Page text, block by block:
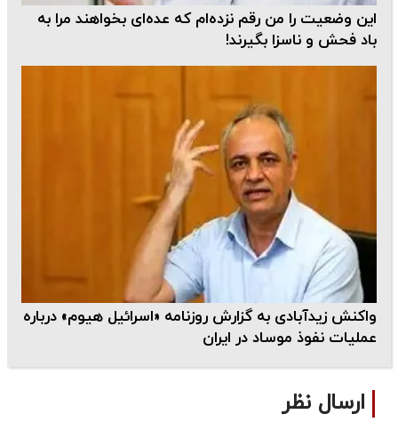
این وضعیت را من رقم نزده‌ام که عده‌ای بخواهند مرا به
باد فحش و ناسزا بگیرند!
واکنش زیدآبادی به گزارش روزنامه «اسرائیل هیوم» درباره
عملیات نفوذ موساد در ایران
ارسال نظر